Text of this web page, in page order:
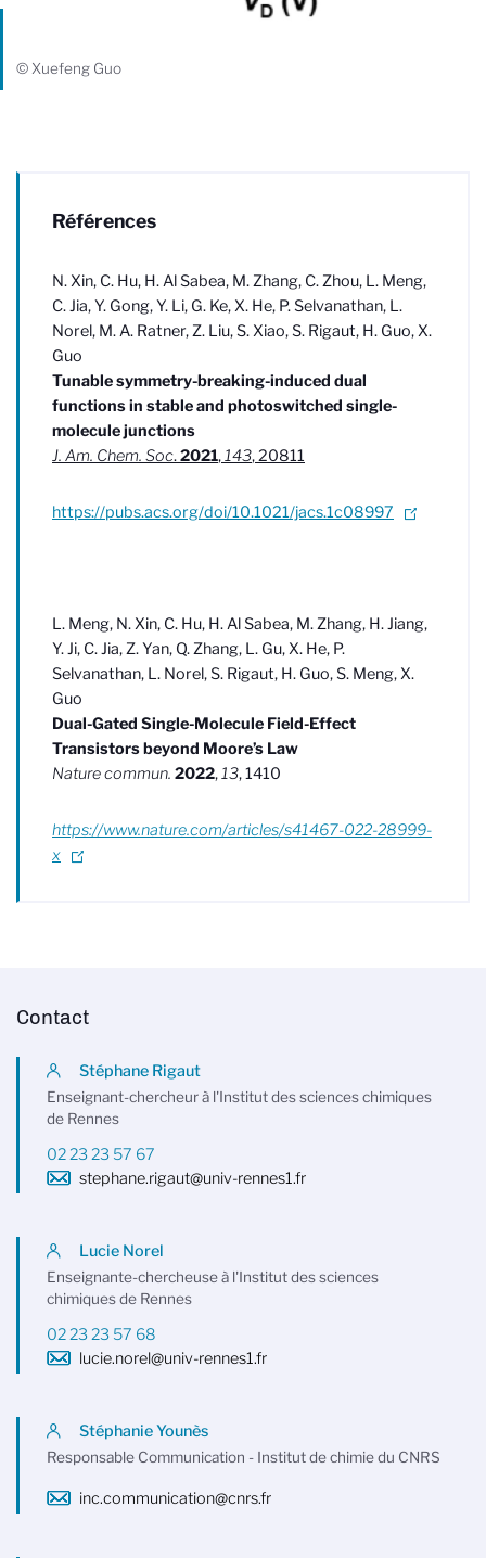
© Xuefeng Guo
Références
N. Xin, C. Hu, H. Al Sabea, M. Zhang, C. Zhou, L. Meng,
C. Jia, Y. Gong, Y. Li, G. Ke, X. He, P. Selvanathan, L.
Norel, M. A. Ratner, Z. Liu, S. Xiao, S. Rigaut, H. Guo, X.
Guo
Tunable symmetry-breaking-induced dual
functions in stable and photoswitched single-
molecule junctions
J. Am. Chem. Soc.2021,143, 20811
https://pubs.acs.org/doi/10.1021/jacs.1c08997
L. Meng, N. Xin, C. Hu, H. Al Sabea, M. Zhang, H. Jiang,
Y. Ji, C. Jia, Z. Yan, Q. Zhang, L. Gu, X. He, P.
Selvanathan, L. Norel, S. Rigaut, H. Guo, S. Meng, X.
Guo
Dual-Gated Single-Molecule Field-Effect
Transistors beyond Moore’s Law
Nature commun. 2022,13, 1410
https://www.nature.com/articles/s41467-022-28999-
x
Contact
Stéphane Rigaut
Enseignant-chercheur à l'Institut des sciences chimiques
de Rennes
02 23 23 57 67
stephane.rigaut@univ-rennes1.fr
Lucie Norel
Enseignante-chercheuse à l'Institut des sciences
chimiques de Rennes
02 23 23 57 68
lucie.norel@univ-rennes1.fr
Stéphanie Younès
Responsable Communication - Institut de chimie du CNRS
inc.communication@cnrs.fr